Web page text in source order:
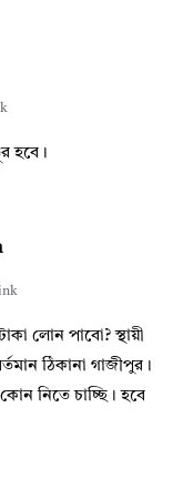
হবে।
লোন পাবো? স্থায়ী
ঠিকানা গাজীপুর।
নিতে চাচ্ছি। হবে